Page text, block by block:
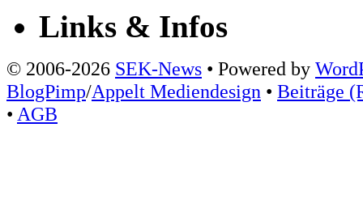
Links & Infos
© 2006-2026 SEK-News • Powered by
BlogPimp/Appelt Mediendesign • Beiträge
• AGB